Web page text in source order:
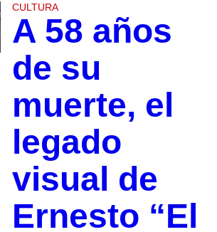
CULTURA
A 58 años
de su
muerte, el
legado
visual de
Ernesto “El